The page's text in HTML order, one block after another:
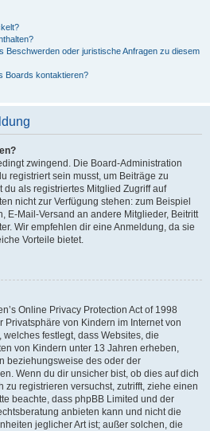
Beschwerden oder juristische Anfragen zu diesem
Boards kontaktieren?
zwingend. Die Board-Administration
registriert sein musst, um Beiträge zu
du als registriertes Mitglied Zugriff auf
nicht zur Verfügung stehen: zum Beispiel
E-Mail-Versand an andere Mitglieder, Beitritt
Wir empfehlen dir eine Anmeldung, da sie
Vorteile bietet.
Online Privacy Protection Act of 1998
Privatsphäre von Kindern im Internet von
festlegt, dass Websites, die
von Kindern unter 13 Jahren erheben,
beziehungsweise des oder der
Wenn du dir unsicher bist, ob dies auf dich
zu registrieren versuchst, zutrifft, ziehe einen
beachte, dass phpBB Limited und der
anbieten kann und nicht die
jeglicher Art ist; außer solchen, die